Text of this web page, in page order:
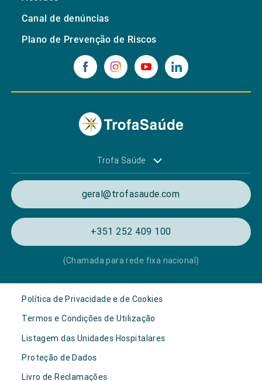
Canal de denúncias
Plano de Prevenção de Riscos
Trofa Saúde
geral@trofasaude.com
+351 252 409 100
(Chamada para rede fixa nacional)
Política de Privacidade e de Cookies
Termos e Condições de Utilização
Listagem das Unidades Hospitalares
Proteção de Dados
Livro de Reclamações